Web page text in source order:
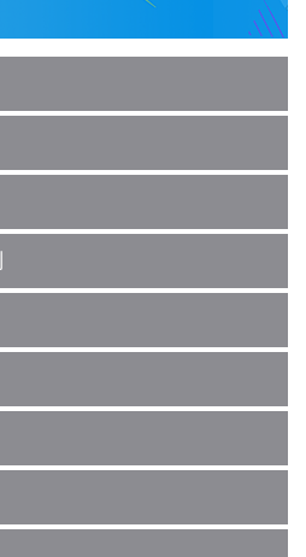
i
g
i